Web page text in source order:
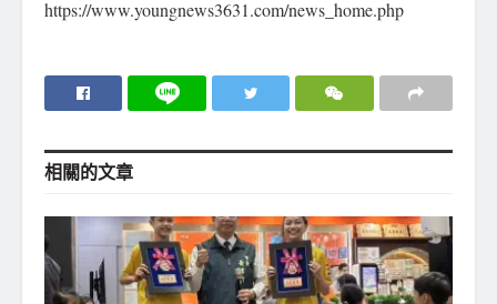
https://www.youngnews3631.com/news_home.php
相關的文章